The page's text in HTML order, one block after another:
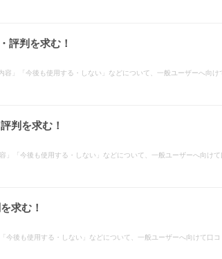
評判を求む！
」「今後も使用する・しない」などについて、一般ユーザーへ向け
判を求む！
「今後も使用する・しない」などについて、一般ユーザーへ向け
求む！
後も使用する・しない」などについて、一般ユーザーへ向けて口コ